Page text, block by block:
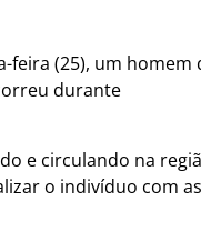
feira (25), um homem
durante
e circulando na
o indivíduo com as